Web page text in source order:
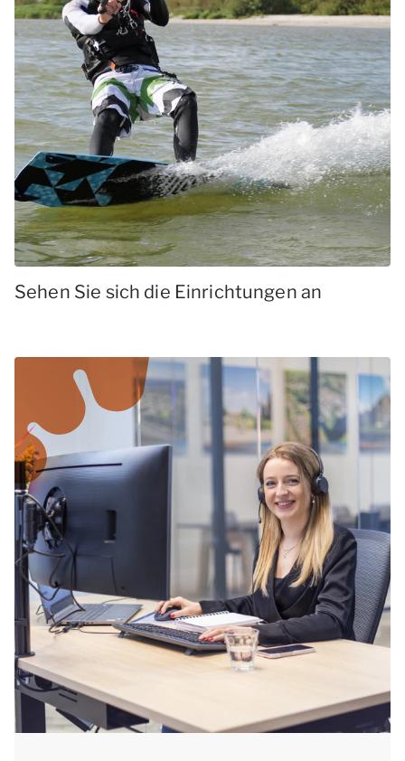
Sehen Sie sich die Einrichtungen an